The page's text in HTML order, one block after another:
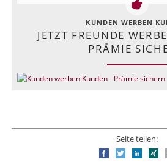
KUNDEN WERBEN
JETZT FREUNDE
PRÄMIE
Seite teilen:
FacebookTwitter